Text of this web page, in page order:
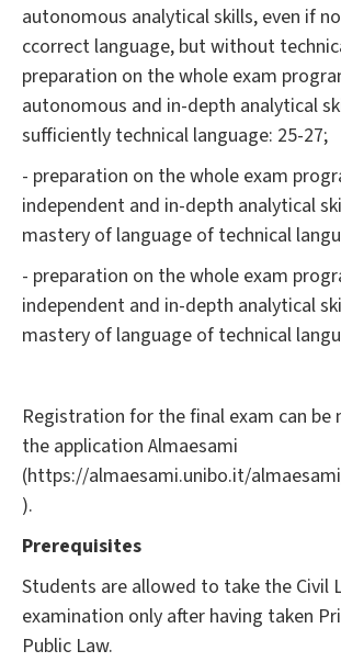
autonomous analytical skills, even if
ccorrect language, but without
preparation on the whole exam
autonomous and in-depth analytical
sufficiently technical language: 25-27;
- preparation on the whole exam
independent and in-depth analytical
mastery of language of technical
- preparation on the whole exam
independent and in-depth analytical
mastery of language of technical
Registration for the final exam can be
the application Almaesami
(https://almaesami.unibo.it/
).
Prerequisites
Students are allowed to take the Civil
examination only after having taken
Public Law.